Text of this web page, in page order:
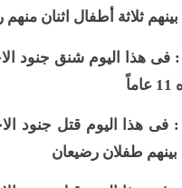
ثلاثة أطفال اثنان
فى هذا اليوم شنق جنود
فى هذا اليوم قتل جنود
بينهم طفلان رضيعان